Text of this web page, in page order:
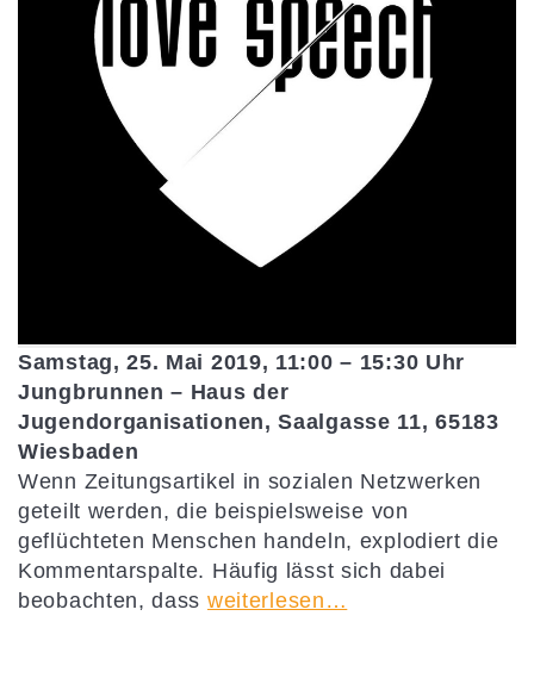
Samstag, 25. Mai 2019, 11:00 – 15:30 Uhr
Jungbrunnen – Haus der
Jugendorganisationen, Saalgasse 11, 65183
Wiesbaden
Wenn Zeitungsartikel in sozialen Netzwerken
geteilt werden, die beispielsweise von
geflüchteten Menschen handeln, explodiert die
Kommentarspalte. Häufig lässt sich dabei
beobachten, dass weiterlesen…